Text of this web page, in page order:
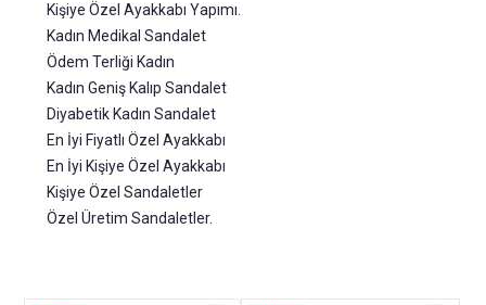
Kişiye Özel Ayakkabı Yapımı.
Kadın Medikal Sandalet
Ödem Terliği Kadın
Kadın Geniş Kalıp Sandalet
Diyabetik Kadın Sandalet
En İyi Fiyatlı Özel Ayakkabı
En İyi Kişiye Özel Ayakkabı
Kişiye Özel Sandaletler
Özel Üretim Sandaletler.